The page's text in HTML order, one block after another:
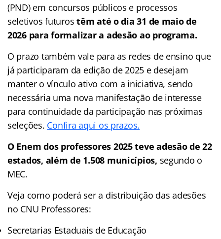
(PND) em concursos públicos e processos
seletivos futuros têm até o dia 31 de maio de
2026 para formalizar a adesão ao programa.
O prazo também vale para as redes de ensino que
já participaram da edição de 2025 e desejam
manter o vínculo ativo com a iniciativa, sendo
necessária uma nova manifestação de interesse
para continuidade da participação nas próximas
seleções. Confira aqui os prazos.
O Enem dos professores 2025 teve adesão de 22
estados, além de 1.508 municípios, segundo o
MEC.
Veja como poderá ser a distribuição das adesões
no CNU Professores:
Secretarias Estaduais de Educação